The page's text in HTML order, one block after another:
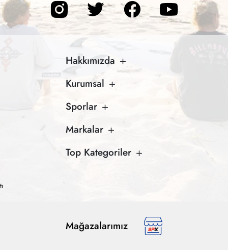
Hakkımızda
Kurumsal
Sporlar
Markalar
Top Kategoriler
Mağazalarımız